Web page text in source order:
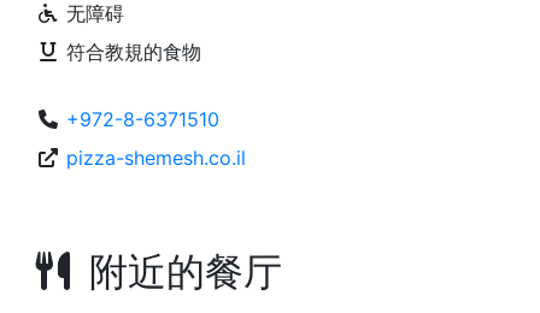
无障碍
符合教規的食物
+972-8-6371510
pizza-shemesh.co.il
附近的餐厅